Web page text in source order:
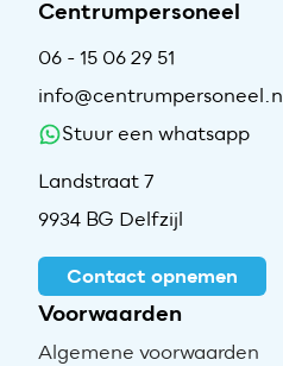
Centrumpersoneel
06 - 15 06 29 51
info@centrumpersoneel.nl
Stuur een whatsapp
Landstraat 7
9934 BG Delfzijl
Contact opnemen
Voorwaarden
Algemene voorwaarden